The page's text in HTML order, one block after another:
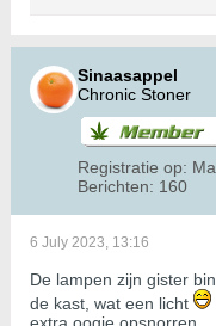
Sinaasappel
Chronic Stoner
Registratie op:
Berichten: 160
6 July 2023, 13:16
De lampen zijn gister
de kast, wat een licht